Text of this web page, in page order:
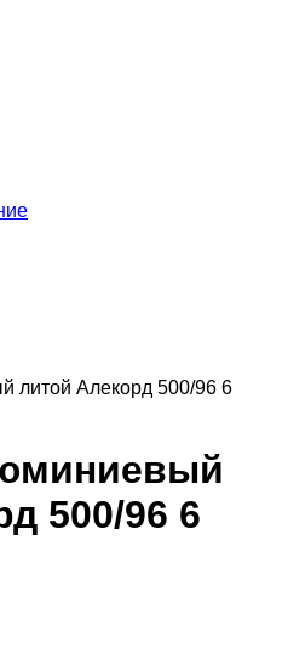
литой Алекорд 500/96 6
500/96 6